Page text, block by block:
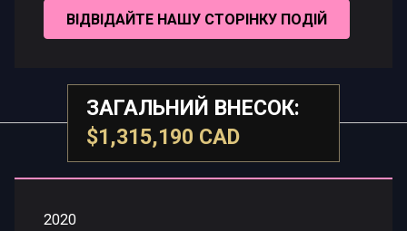
ВІДВІДАЙТЕ НАШУ СТОРІНКУ ПОДІЙ
ЗАГАЛЬНИЙ ВНЕСОК:
$1,315,190 CAD
2020